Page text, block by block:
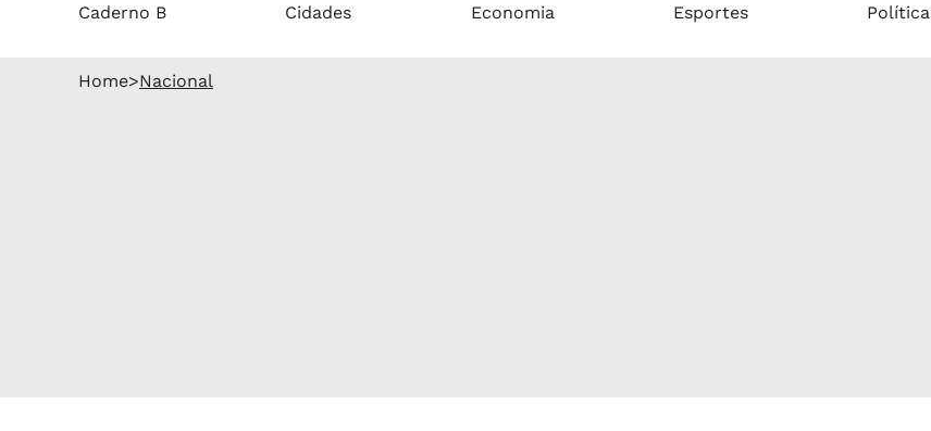
Caderno B Cidades Economia Esportes Política
Home>Nacional